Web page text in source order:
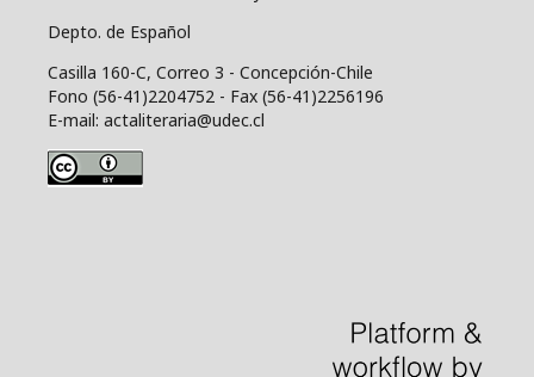
Depto. de Español
Casilla 160-C, Correo 3 - Concepción-Chile
Fono (56-41)2204752 - Fax (56-41)2256196
E-mail: actaliteraria@udec.cl